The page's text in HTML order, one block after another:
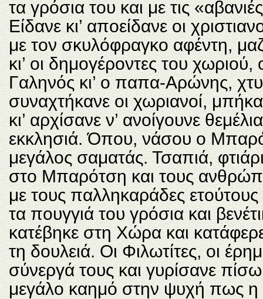
τα γρόσια του και με τις
Είδανε κι’ αποείδανε οι
με τον σκυλόφραγκο αφέντη,
κι’ οι δημογέροντες του
Γαληνός κι’ ο παπα-Αρώνης,
συναχτήκανε οι χωριανοί,
κι’ αρχίσανε ν’ ανοίγουνε
εκκλησιά. Όπου, νάσου ο
μεγάλος σαματάς. Τσαπιά,
στο Μπαρότση και τους
με τους παλληκαράδες ετούτους
τα πουγγιά του γρόσια και
κατέβηκε στη Χώρα και
τη δουλειά. Οι Φιλωτίτες, οι
σύνεργά τους και γυρίσανε
μεγάλο καημό στην ψυχή πως η